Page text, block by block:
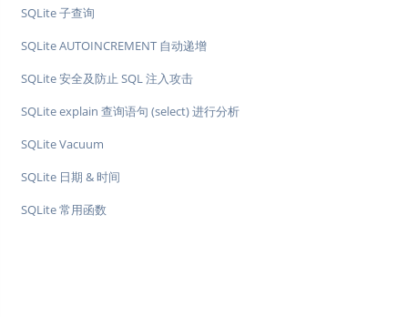
SQLite 子查询
SQLite AUTOINCREMENT 自动递增
SQLite 安全及防止 SQL 注入攻击
SQLite explain 查询语句 (select) 进行分析
SQLite Vacuum
SQLite 日期 & 时间
SQLite 常用函数